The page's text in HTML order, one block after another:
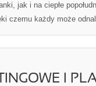
jak i na ciepłe
czemu każdy może
I